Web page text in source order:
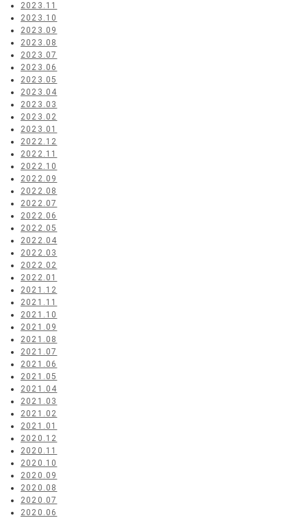
2023.11
2023.10
2023.09
2023.08
2023.07
2023.06
2023.05
2023.04
2023.03
2023.02
2023.01
2022.12
2022.11
2022.10
2022.09
2022.08
2022.07
2022.06
2022.05
2022.04
2022.03
2022.02
2022.01
2021.12
2021.11
2021.10
2021.09
2021.08
2021.07
2021.06
2021.05
2021.04
2021.03
2021.02
2021.01
2020.12
2020.11
2020.10
2020.09
2020.08
2020.07
2020.06